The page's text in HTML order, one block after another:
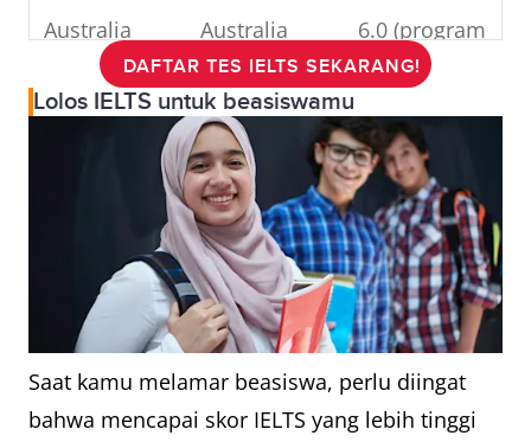
Australia
Award
Australia
6.0 (program
magister) dan
doktoral)
Government
Research
Training
Program
(AGRTP)
Australia 6,5
DAFTAR TES IELTS SEKARANG!
Lolos IELTS untuk beasiswamu
Saat kamu melamar beasiswa, perlu diingat
bahwa mencapai skor IELTS yang lebih tinggi